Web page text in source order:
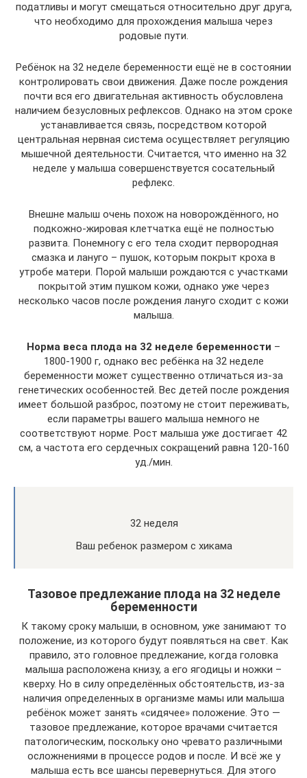
податливы и могут смещаться относительно друг друга,
что необходимо для прохождения малыша через
родовые пути.
Ребёнок на 32 неделе беременности ещё не в состоянии
контролировать свои движения. Даже после рождения
почти вся его двигательная активность обусловлена
наличием безусловных рефлексов. Однако на этом сроке
устанавливается связь, посредством которой
центральная нервная система осуществляет регуляцию
мышечной деятельности. Считается, что именно на 32
неделе у малыша совершенствуется сосательный
рефлекс.
Внешне малыш очень похож на новорождённого, но
подкожно-жировая клетчатка ещё не полностью
развита. Понемногу с его тела сходит первородная
смазка и лануго – пушок, которым покрыт кроха в
утробе матери. Порой малыши рождаются с участками
покрытой этим пушком кожи, однако уже через
несколько часов после рождения лануго сходит с кожи
малыша.
Норма веса плода на 32 неделе беременности –
1800-1900 г, однако вес ребёнка на 32 неделе
беременности может существенно отличаться из-за
генетических особенностей. Вес детей после рождения
имеет большой разброс, поэтому не стоит переживать,
если параметры вашего малыша немного не
соответствуют норме. Рост малыша уже достигает 42
см, а частота его сердечных сокращений равна 120-160
уд./мин.
32 неделя
Ваш ребенок размером с хикама
Тазовое предлежание плода на 32 неделе
беременности
К такому сроку малыши, в основном, уже занимают то
положение, из которого будут появляться на свет. Как
правило, это головное предлежание, когда головка
малыша расположена книзу, а его ягодицы и ножки –
кверху. Но в силу определённых обстоятельств, из-за
наличия определенных в организме мамы или малыша
ребёнок может занять «сидячее» положение. Это —
тазовое предлежание, которое врачами считается
патологическим, поскольку оно чревато различными
осложнениями в процессе родов и после. И всё же у
малыша есть все шансы перевернуться. Для этого